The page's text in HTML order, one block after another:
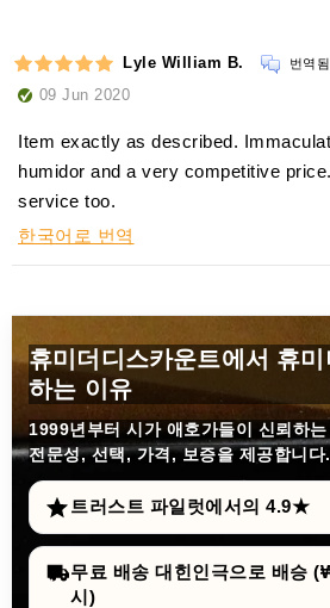
Lyle William B. 번역됨
09 Jun 2020
Item exactly as described.
humidor and a very competitive
service too.
한국어로 번역
휴미더디스카운트에서 휴
하는 이유
1999년부터 시가 애호가들이 신뢰하
전문성, 선택, 가격, 보증을 제공합니다.
트러스트 파일럿에서의 4.9★
무료 배송 대힌인극으로 배승
시)